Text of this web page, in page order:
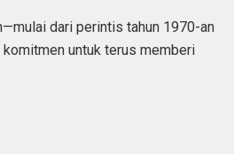
dari perintis tahun 1970-an
untuk terus memberi